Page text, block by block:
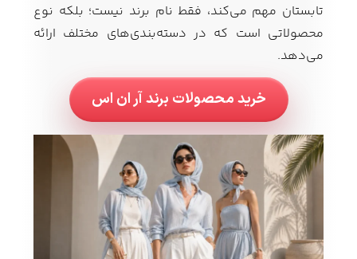
تابستان مهم می‌کند، فقط نام برند نیست؛ بلکه نوع
محصولاتی است که در دسته‌بندی‌های مختلف ارائه
می‌دهد.
خرید محصولات برند آر ان اس